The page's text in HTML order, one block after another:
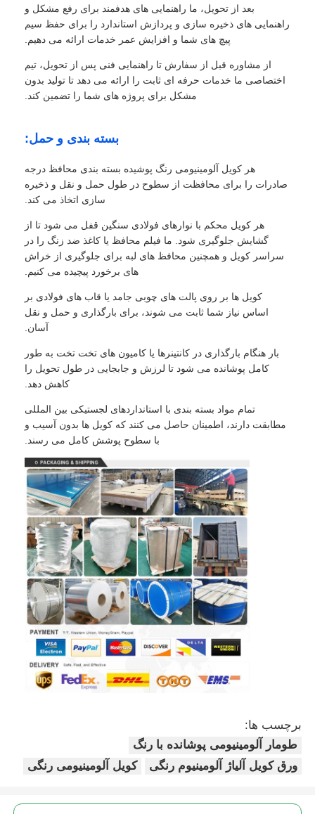
بعد از تحویل، ما راهنمایی های هدفمند برای رفع مشکل و
راهنمایی های ذخیره سازی و پردازش استاندارد را برای حفظ سیم
پیچ های شما و افزایش عمر خدمات ارائه می دهیم.
از مشاوره قبل از سفارش تا راهنمایی فنی پس از تحویل، تیم
اختصاصی ما خدمات حرفه ای ثابت را ارائه می دهد تا تولید بدون
مشکل برای پروژه های شما را تضمین کند.
بسته بندی و حمل:
هر کویل آلومینیومی رنگ پوشیده بسته بندی محافظ درجه
صادرات را برای محافظت از سطوح در طول حمل و نقل و ذخیره
سازی اتخاذ می کند.
هر کویل محکم با نوارهای فولادی سنگین قفل می شود تا از
گشایش جلوگیری شود. ما فیلم محافظ یا کاغذ ضد زنگ را در
سراسر کویل و همچنین محافظ های لبه برای جلوگیری از خراش
های برخورد پیچیده می کنیم.
کویل ها بر روی پالت های چوبی جامد یا قاب های فولادی بر
اساس نیاز شما ثابت می شوند، برای بارگذاری و حمل و نقل
آسان.
بار هنگام بارگذاری در کانتینرها یا کامیون های تخت تخت به طور
کامل پوشانده می شود تا لرزش و جابجایی در طول تحویل را
کاهش دهد.
تمام مواد بسته بندی با استانداردهای لجستیکی بین المللی
مطابقت دارند، اطمینان حاصل می کنند که کویل ها بدون آسیب و
با سطوح پوشش کامل می رسند.
برچسب ها:
طومار آلومینیومی پوشانده با رنگ
ورق کویل آلیاژ آلومینیوم رنگی
کویل آلومینیومی رنگی